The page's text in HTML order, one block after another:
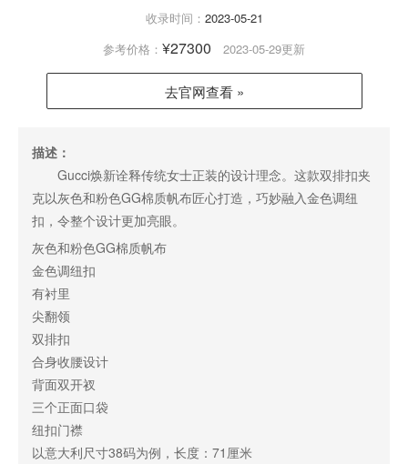
收录时间： 2023-05-21
参考价格： ¥27300 2023-05-29更新
去官网查看 »
描述：
Gucci焕新诠释传统女士正装的设计理念。这款双排扣夹
克以灰色和粉色GG棉质帆布匠心打造，巧妙融入金色调纽
扣，令整个设计更加亮眼。
灰色和粉色GG棉质帆布
金色调纽扣
有衬里
尖翻领
双排扣
合身收腰设计
背面双开衩
三个正面口袋
纽扣门襟
以意大利尺寸38码为例，长度：71厘米